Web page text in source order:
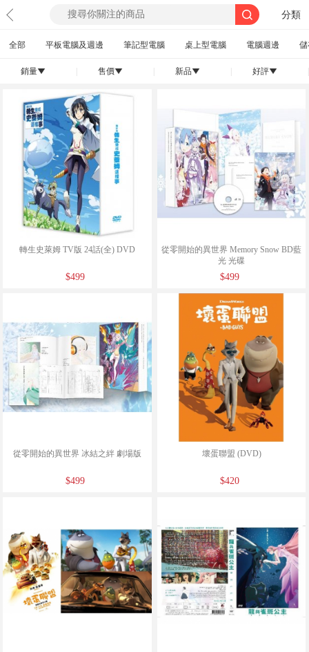
分類
全部 平板電腦及週邊 筆記型電腦 桌上型電腦 電腦週邊
銷量󰄢 售價󰄢 新品󰄢 好評󰄢
轉生史萊姆 TV版 24話(全) DVD
$499
從零開始的異世界 Memory Snow BD藍
光 光碟
$499
從零開始的異世界 冰結之絆 劇場版
$499
壞蛋聯盟 (DVD)
$420